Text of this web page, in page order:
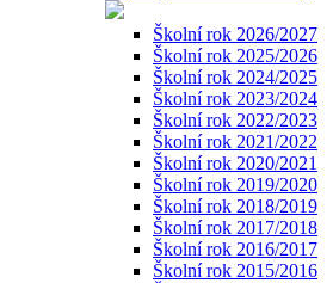
Školní rok 2026/2027
Školní rok 2025/2026
Školní rok 2024/2025
Školní rok 2023/2024
Školní rok 2022/2023
Školní rok 2021/2022
Školní rok 2020/2021
Školní rok 2019/2020
Školní rok 2018/2019
Školní rok 2017/2018
Školní rok 2016/2017
Školní rok 2015/2016